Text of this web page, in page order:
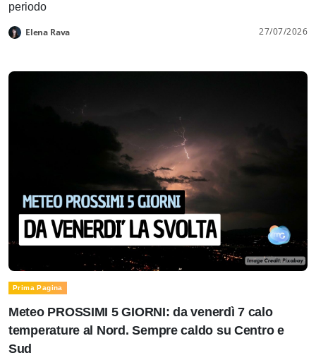
periodo
Elena Rava 27/07/2026
Prima Pagina
Meteo PROSSIMI 5 GIORNI: da venerdì 7 calo
temperature al Nord. Sempre caldo su Centro e
Sud